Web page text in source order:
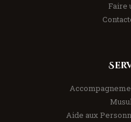
Faire
Aide aux